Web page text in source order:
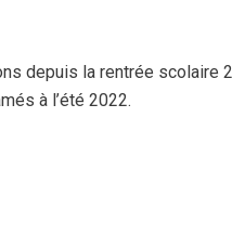
depuis la rentrée scolaire
à l’été 2022.